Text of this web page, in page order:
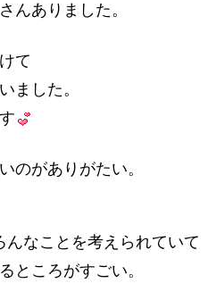
んありました。
て
ました。
のがありがたい。
んなことを考えられていて
ところがすごい。